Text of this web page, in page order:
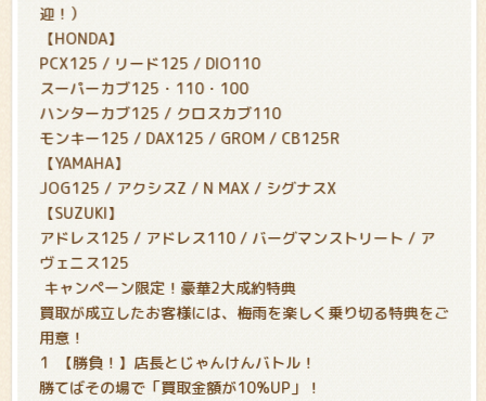
迎！）
【HONDA】
PCX125 / リード125 / DIO110
スーパーカブ125・110・100
ハンターカブ125 / クロスカブ110
モンキー125 / DAX125 / GROM / CB125R
【YAMAHA】
JOG125 / アクシスZ / N MAX / シグナスX
【SUZUKI】
アドレス125 / アドレス110 / バーグマンストリート / ア
ヴェニス125
キャンペーン限定！豪華2大成約特典
買取が成立したお客様には、梅雨を楽しく乗り切る特典をご
用意！
1 【勝負！】店長とじゃんけんバトル！
勝てばその場で「買取金額が10%UP」！